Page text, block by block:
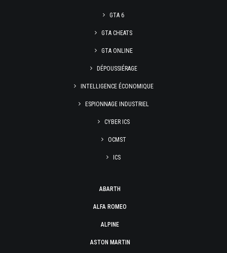
GTA 6
GTA CHEATS
GTA ONLINE
DÉPOUSSIÉRAGE
INTELLIGENCE ÉCONOMIQUE
ESPIONNAGE INDUSTRIEL
CYBER ICS
OCMST
ICS
ABARTH
ALFA ROMEO
ALPINE
ASTON MARTIN